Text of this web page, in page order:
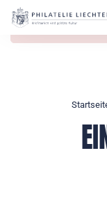
Fehler!Technischer